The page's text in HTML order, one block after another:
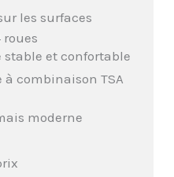
les surfaces
et confortable
à combinaison TSA
moderne